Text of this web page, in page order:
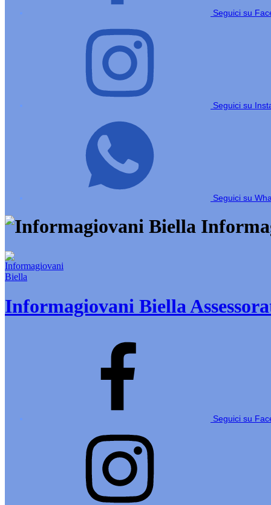
Seguici su
Seguici su
Seguici su
Informagiovani Biella
Seguici su